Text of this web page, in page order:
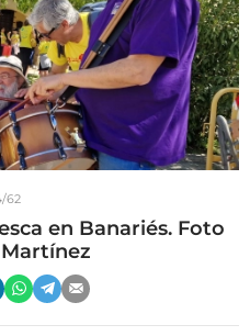
/62
en Banariés. Foto